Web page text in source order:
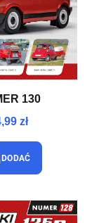
130
zł
DODAĆ